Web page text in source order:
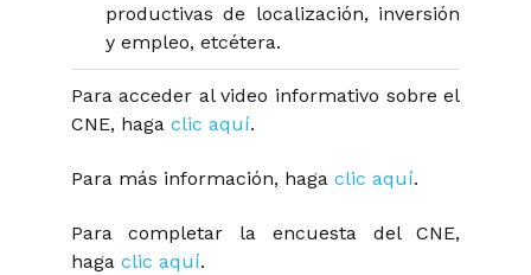
productivas de localización, inversión
y empleo, etcétera.
Para acceder al video informativo sobre el
CNE, haga clic aquí.
Para más información, haga clic aquí.
Para completar la encuesta del CNE,
haga clic aquí.